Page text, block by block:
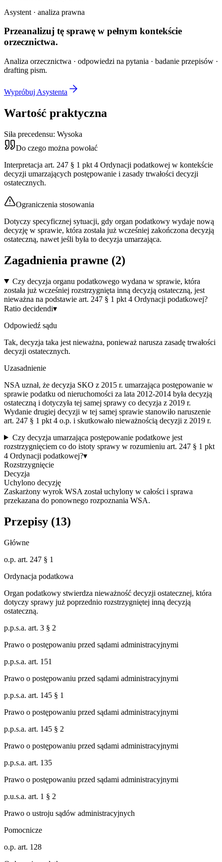
Asystent · analiza prawna
Przeanalizuj tę sprawę w pełnym kontekście
orzecznictwa.
Analiza orzecznictwa · odpowiedzi na pytania · badanie przepisów ·
drafting pism.
Wypróbuj Asystenta
Wartość praktyczna
Siła precedensu: Wysoka
Do czego można powołać
Interpretacja art. 247 § 1 pkt 4 Ordynacji podatkowej w kontekście
decyzji umarzających postępowanie i zasady trwałości decyzji
ostatecznych.
Ograniczenia stosowania
Dotyczy specyficznej sytuacji, gdy organ podatkowy wydaje nową
decyzję w sprawie, która została już wcześniej zakończona decyzją
ostateczną, nawet jeśli była to decyzja umarzająca.
Zagadnienia prawne (2)
Czy decyzja organu podatkowego wydana w sprawie, która
została już wcześniej rozstrzygnięta inną decyzją ostateczną, jest
nieważna na podstawie art. 247 § 1 pkt 4 Ordynacji podatkowej?
Ratio decidendi▾
Odpowiedź sądu
Tak, decyzja taka jest nieważna, ponieważ narusza zasadę trwałości
decyzji ostatecznych.
Uzasadnienie
NSA uznał, że decyzja SKO z 2015 r. umarzająca postępowanie w
sprawie podatku od nieruchomości za lata 2012-2014 była decyzją
ostateczną i dotyczyła tej samej sprawy co decyzja z 2019 r.
Wydanie drugiej decyzji w tej samej sprawie stanowiło naruszenie
art. 247 § 1 pkt 4 o.p. i skutkowało nieważnością decyzji z 2019 r.
Czy decyzja umarzająca postępowanie podatkowe jest
rozstrzygnięciem co do istoty sprawy w rozumieniu art. 247 § 1 pkt
4 Ordynacji podatkowej?▾
Rozstrzygnięcie
Decyzja
Uchylono decyzję
Zaskarżony wyrok WSA został uchylony w całości i sprawa
przekazana do ponownego rozpoznania WSA.
Przepisy (13)
Główne
o.p. art. 247 § 1
Ordynacja podatkowa
Organ podatkowy stwierdza nieważność decyzji ostatecznej, która
dotyczy sprawy już poprzednio rozstrzygniętej inną decyzją
ostateczną.
p.p.s.a. art. 3 § 2
Prawo o postępowaniu przed sądami administracyjnymi
p.p.s.a. art. 151
Prawo o postępowaniu przed sądami administracyjnymi
p.p.s.a. art. 145 § 1
Prawo o postępowaniu przed sądami administracyjnymi
p.p.s.a. art. 145 § 2
Prawo o postępowaniu przed sądami administracyjnymi
p.p.s.a. art. 135
Prawo o postępowaniu przed sądami administracyjnymi
p.u.s.a. art. 1 § 2
Prawo o ustroju sądów administracyjnych
Pomocnicze
o.p. art. 128